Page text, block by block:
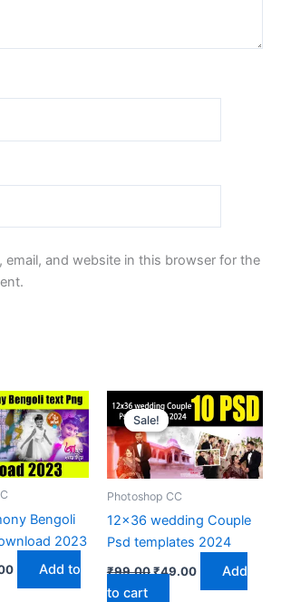
email, and website in this browser for the
Bengoli
2023
CurrentAdd to
Sale!
Sale!
Photoshop CC
12×36 wedding Couple
Psd templates 2024
₹99.00Original
₹49.00Current
Add
to cart